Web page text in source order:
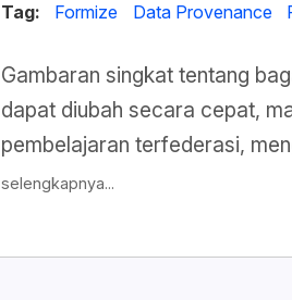
Tag:
Formize Data Provenance
Gambaran singkat tentang
dapat diubah secara cepat,
pembelajaran terfederasi,
selengkapnya...